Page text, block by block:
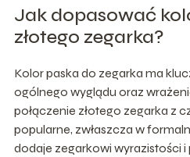
Jak dopasować
złotego zegarka?
Kolor paska do zegarka ma
ogólnego wyglądu oraz
połączenie złotego zegarka z
popularne, zwłaszcza w
dodaje zegarkowi wyrazistości